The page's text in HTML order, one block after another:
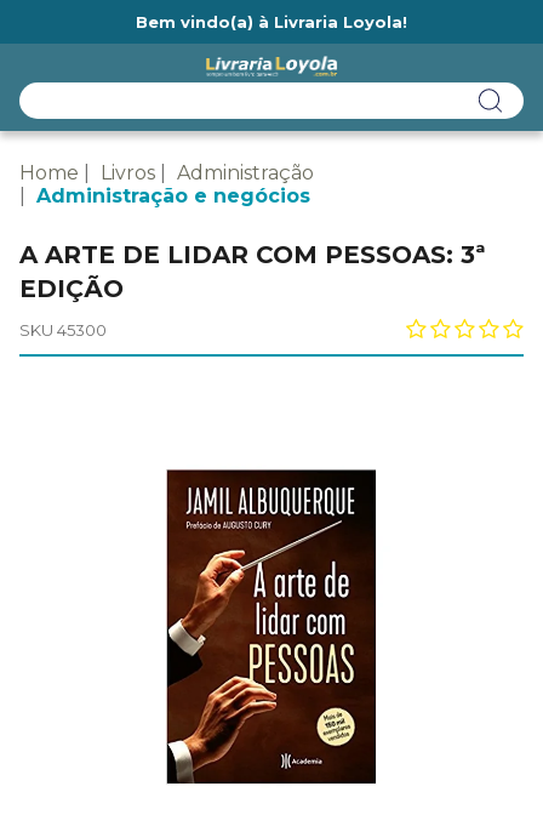
Bem vindo(a) à Livraria Loyola!
Home Livros
Administração
Administração e negócios
A ARTE DE LIDAR COM PESSOAS: 3ª
EDIÇÃO
SKU 45300